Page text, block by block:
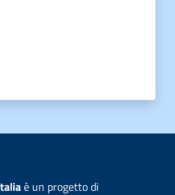
è un progetto di